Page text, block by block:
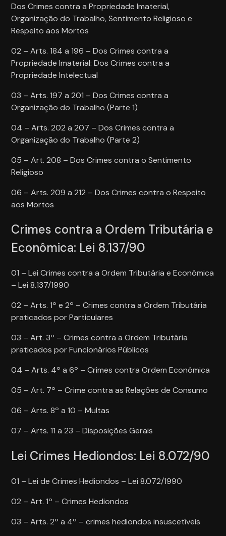
Dos Crimes contra a Propriedade Imaterial,
Organização do Trabalho, Sentimento Religioso e
Respeito aos Mortos
02 – Arts. 184 a 196 – Dos Crimes contra a
Propriedade Imaterial: Dos Crimes contra a
Propriedade Intelectual
03 – Arts. 197 a 201 – Dos Crimes contra a
Organização do Trabalho (Parte 1)
04 – Arts. 202 a 207 – Dos Crimes contra a
Organização do Trabalho (Parte 2)
05 – Art. 208 – Dos Crimes contra o Sentimento
Religioso
06 – Arts. 209 a 212 – Dos Crimes contra o Respeito
aos Mortos
Crimes contra a Ordem Tributária e
Econômica: Lei 8.137/90
01 – Lei Crimes contra a Ordem Tributária e Econômica
– Lei 8.137/1990
02 – Arts. 1º e 2º – Crimes contra a Ordem Tributária
praticados por Particulares
03 – Art. 3º – Crimes contra a Ordem Tributária
praticados por Funcionários Públicos
04 – Arts. 4º a 6º – Crimes contra Ordem Econômica
05 – Art. 7º – Crime contra as Relações de Consumo
06 – Arts. 8º a 10 – Multas
07 – Arts. 11 a 23 – Disposições Gerais
Lei Crimes Hediondos: Lei 8.072/90
01 – Lei de Crimes Hediondos – Lei 8.072/1990
02 – Art. 1º – Crimes Hediondos
03 – Arts. 2º a 4º – crimes hediondos insuscetíveis